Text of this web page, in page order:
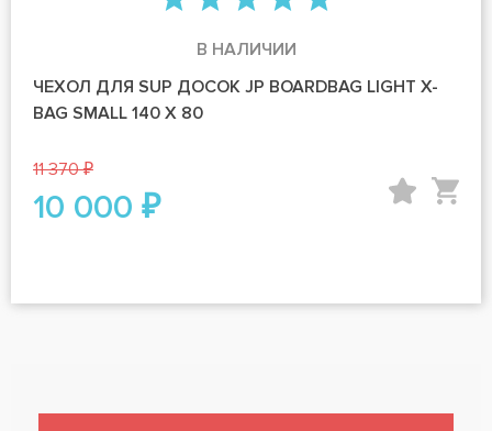
В НАЛИЧИИ
ЧЕХОЛ ДЛЯ SUP ДОСОК JP BOARDBAG LIGHT X-
BAG SMALL 140 Х 80
11 370 ₽
10 000 ₽